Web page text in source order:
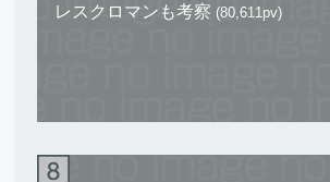
レスクロマンも考察 (80,611pv)